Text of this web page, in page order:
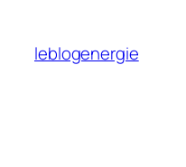
contenu
leblogenergie